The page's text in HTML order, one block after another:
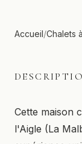
Accueil/Chalets
Cette maison
l'Aigle (La